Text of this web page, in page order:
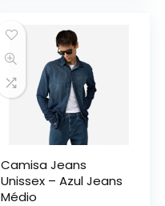
Camisa Jeans
Unissex – Azul Jeans
Médio